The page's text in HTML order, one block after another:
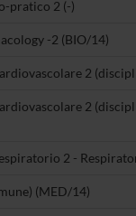
pratico 2 (-)
-2 (BIO/14)
2
2
2 -
(MED/14)